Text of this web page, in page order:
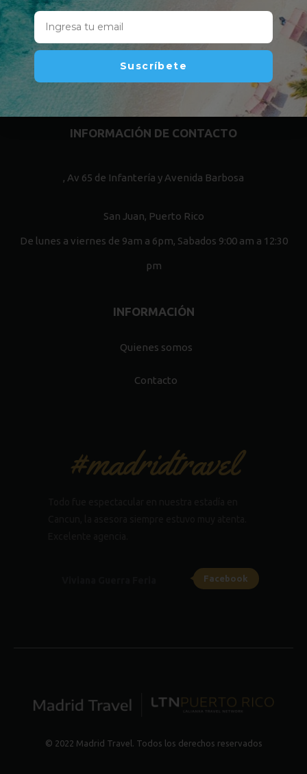
Suscríbete
INFORMACIÓN DE CONTACTO
, Av 65 de Infantería y Avenida Barbosa
San Juan, Puerto Rico
De lunes a viernes de 9am a 6pm, Sabados 9:00 am a 12:30
pm
INFORMACIÓN
Quienes somos
Contacto
#madridtravel
Facebook
© 2022 Madrid Travel. Todos los derechos reservados
Suscríbete